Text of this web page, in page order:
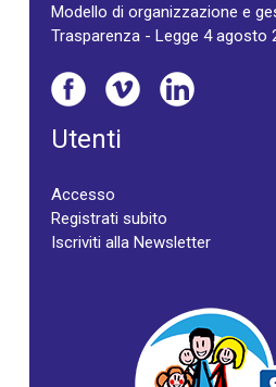
Modello di organizzazione e
Trasparenza - Legge 4 agosto
Utenti
Accesso
Registrati subito
Iscriviti alla Newsletter